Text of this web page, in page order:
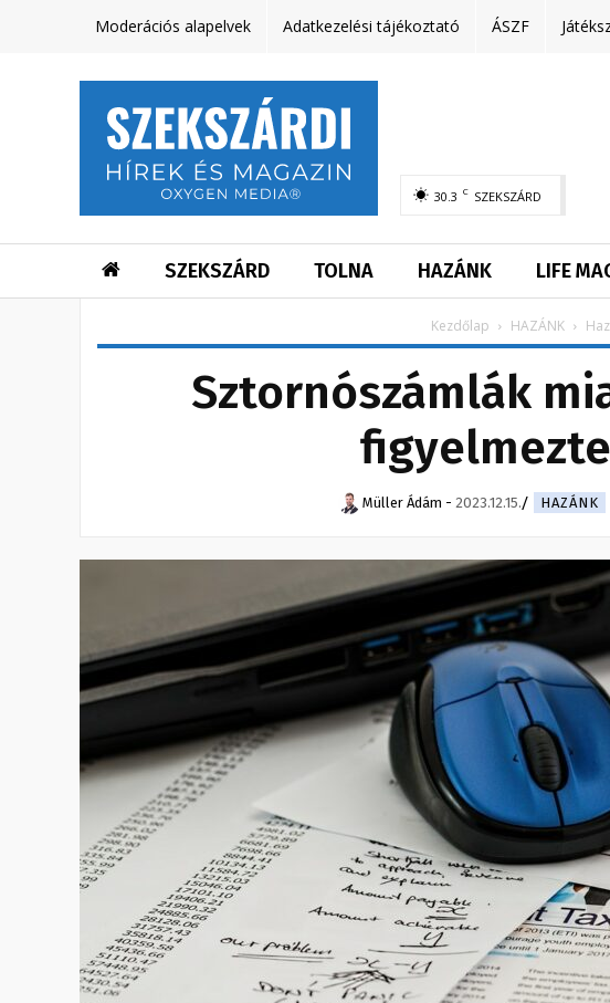
Moderációs alapelvek Adatkezelési tájékoztató ÁSZF
30.3 C SZEKSZÁRD
SZEKSZÁRD TOLNA HAZÁNK LIFE
Kezdőlap HAZÁNK
Sztornószámlák
Müller Ádám - 2023.12.15. HAZÁNK